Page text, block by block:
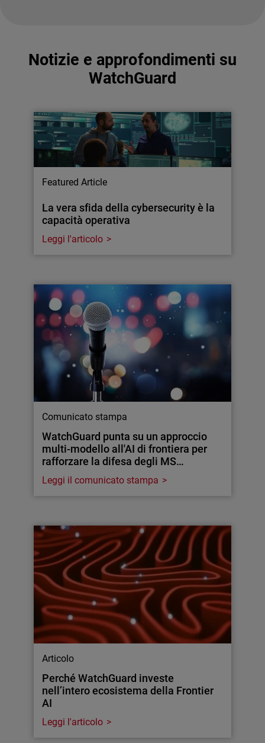
Notizie e approfondimenti su
WatchGuard
Featured Article
La vera sfida della cybersecurity è la
capacità operativa
Leggi l'articolo
Comunicato stampa
WatchGuard punta su un approccio
multi-modello all'AI di frontiera per
rafforzare la difesa degli MS…
Leggi il comunicato stampa
Articolo
Perché WatchGuard investe
nell’intero ecosistema della Frontier
AI
Leggi l'articolo